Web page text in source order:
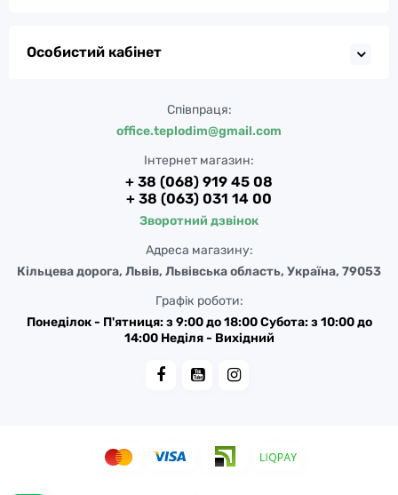
Особистий кабінет
Співпраця:
office.teplodim@gmail.com
Інтернет магазин:
+ 38 (068) 919 45 08
+ 38 (063) 031 14 00
Зворотний дзвінок
Адреса магазину:
Кільцева дорога, Львів, Львівська область, Україна, 79053
Графік роботи:
Понеділок - П'ятниця: з 9:00 до 18:00 Субота: з 10:00 до
14:00 Неділя - Вихідний